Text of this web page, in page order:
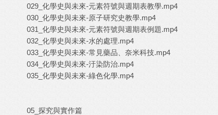
029_化學史與未來-元素符號與週期表教學.mp4
030_化學史與未來-原子研究史教學.mp4
031_化學史與未來-元素符號與週期表例題.mp4
032_化學史與未來-水的處理.mp4
033_化學史與未來-常見藥品、奈米科技.mp4
034_化學史與未來-汙染防治.mp4
035_化學史與未來-綠色化學.mp4
05_探究與實作篇